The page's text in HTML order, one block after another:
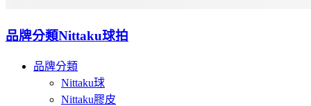
品牌分類Nittaku球拍
品牌分類
Nittaku球
Nittaku膠皮